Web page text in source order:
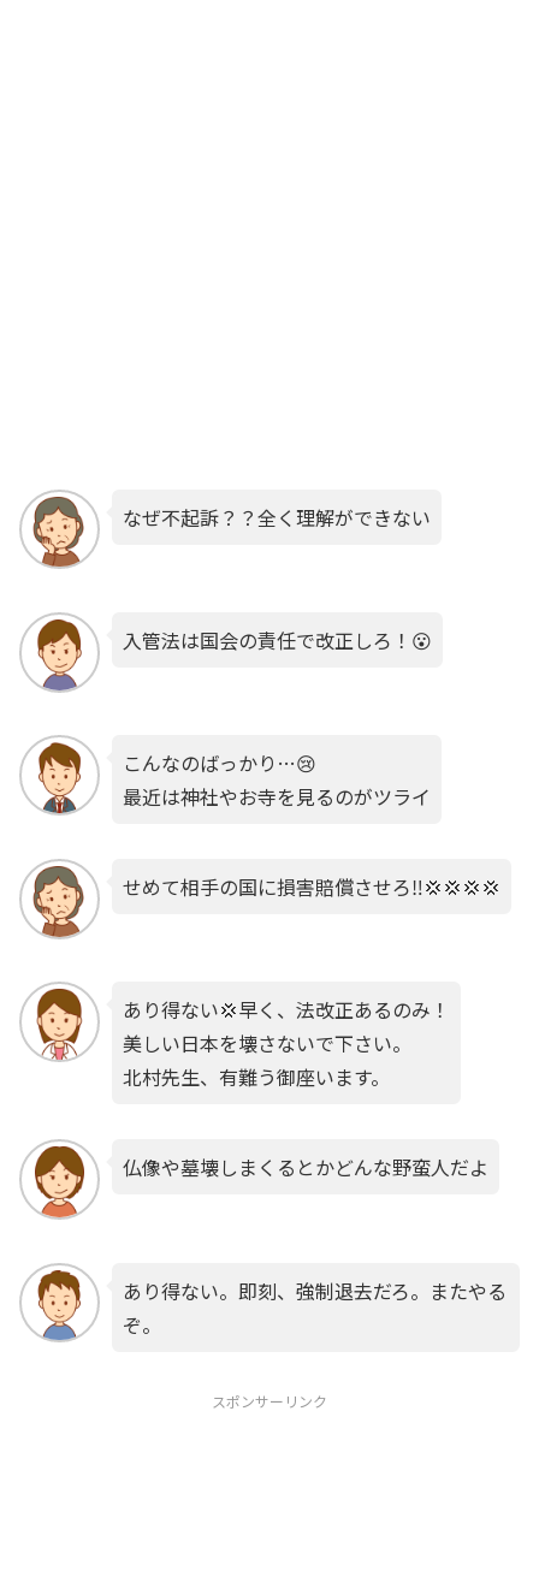
なぜ不起訴？？全く理解ができない
入管法は国会の責任で改正しろ！😮
こんなのばっかり…😢
最近は神社やお寺を見るのがツライ
せめて相手の国に損害賠償させろ‼️💢💢💢💢
あり得ない💢早く、法改正あるのみ！
美しい日本を壊さないで下さい。
北村先生、有難う御座います。
仏像や墓壊しまくるとかどんな野蛮人だよ
あり得ない。即刻、強制退去だろ。またやる
ぞ。
スポンサーリンク